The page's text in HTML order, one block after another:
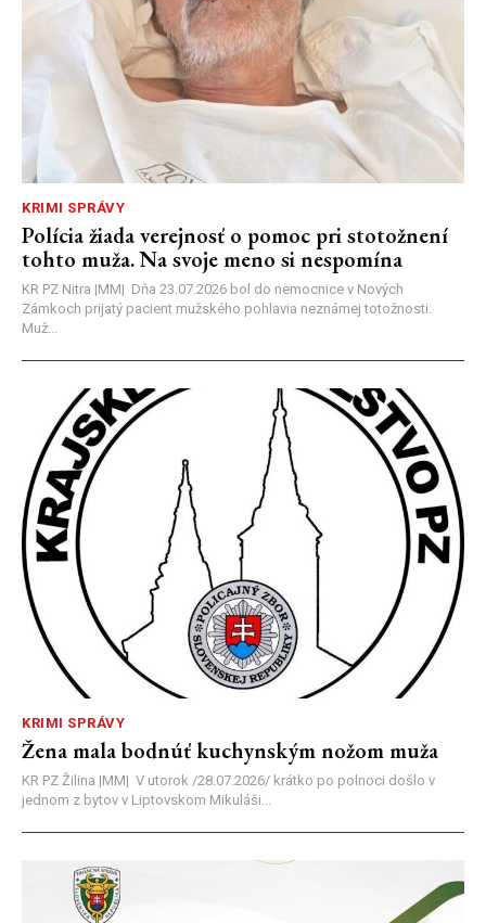
KRIMI SPRÁVY
Polícia žiada verejnosť o pomoc pri stotožnení
tohto muža. Na svoje meno si nespomína
KR PZ Nitra |MM| Dňa 23.07.2026 bol do nemocnice v Nových
Zámkoch prijatý pacient mužského pohlavia neznámej totožnosti.
Muž...
KRIMI SPRÁVY
Žena mala bodnúť kuchynským nožom muža
KR PZ Žilina |MM| V utorok /28.07.2026/ krátko po polnoci došlo v
jednom z bytov v Liptovskom Mikuláši...